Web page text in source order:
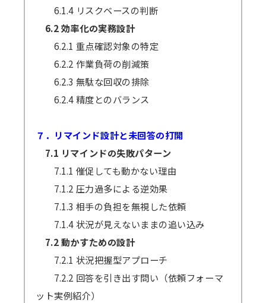
6.1.4 リスクベースの判断
6.2 効率化の実務設計
6.2.1 重点確認対象の特定
6.2.2 作業負荷の削減策
6.2.3 無駄な回収の排除
6.2.4 精度とのバランス
７．リマインド設計と未回答の打開
7.1 リマインドの失敗パターン
7.1.1 催促しても動かない理由
7.1.2 圧力過多による逆効果
7.1.3 相手の負担を無視した依頼
7.1.4 状況が見えないままの追い込み
7.2 動かすための設計
7.2.1 状況把握型アプローチ
7.2.2 回答を引き出す問い（依頼フォーマ
ット実例紹介）